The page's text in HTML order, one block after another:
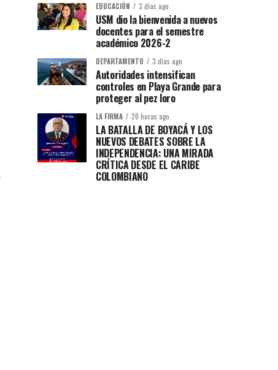
EDUCACIÓN 3 días ago
USM dio la bienvenida a nuevos
docentes para el semestre
académico 2026-2
DEPARTAMENTO 3 días ago
Autoridades intensifican
controles en Playa Grande para
proteger al pez loro
LA FIRMA 20 horas ago
LA BATALLA DE BOYACÁ Y LOS
NUEVOS DEBATES SOBRE LA
INDEPENDENCIA: UNA MIRADA
CRÍTICA DESDE EL CARIBE
COLOMBIANO